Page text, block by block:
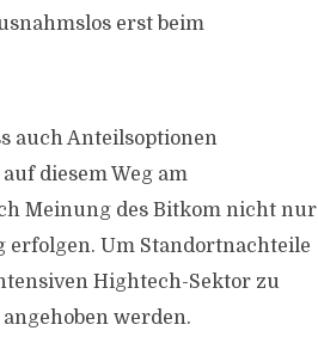
erst beim
auch Anteilsoptionen
diesem Weg am
Meinung des Bitkom nicht nur
Um Standortnachteile
Hightech-Sektor zu
werden.